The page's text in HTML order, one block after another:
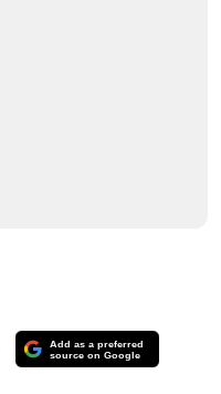
Add as a preferred
source on Google